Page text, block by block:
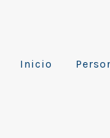
Inicio